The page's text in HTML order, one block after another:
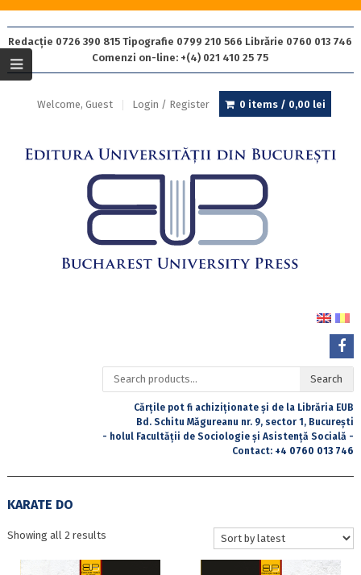
Redacție 0726 390 815 Tipografie 0799 210 566 Librărie 0760 013 746
Comenzi on-line: +(4) 021 410 25 75
Welcome, Guest Login / Register 0 items / 0,00 lei
Search
for:
Search
Cărțile pot fi achiziționate și de la Librăria EUB
Bd. Schitu Măgureanu nr. 9, sector 1, București
- holul Facultății de Sociologie și Asistență Socială -
Contact: +4 0760 013 746
KARATE DO
Showing all 2 resultsSorted